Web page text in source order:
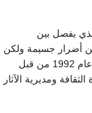
يفصل بين
من أضرار جسيمة ولكن
قبل
الوقت، وفي عام 1995 قامت وزارة الثقافة ومديرية الآثار